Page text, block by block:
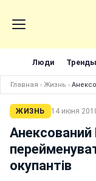
Люди Тренды
Главная › Жизнь ›
ЖИЗНЬ 14 июня
окупантів